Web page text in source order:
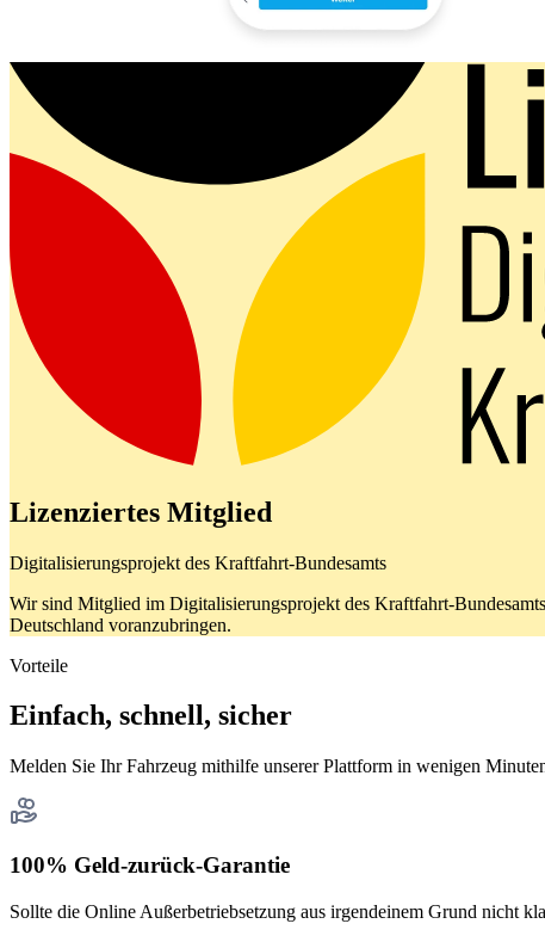
Lizenziertes Mitglied
Digitalisierungsprojekt des Kraftfahrt-Bundesamts
Wir sind Mitglied im Digitalisierungsprojekt des Kraftfahrt-
Deutschland voranzubringen.
Vorteile
Einfach, schnell, sicher
Melden Sie Ihr Fahrzeug mithilfe unserer Plattform in wenigen
100% Geld-zurück-Garantie
Sollte die Online Außerbetriebsetzung aus irgendeinem Grund nicht